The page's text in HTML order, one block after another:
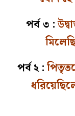
পর্ব ৩ :
পর্ব ২ :